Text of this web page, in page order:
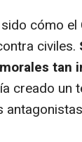
cómo el
civiles.
tan
creado un